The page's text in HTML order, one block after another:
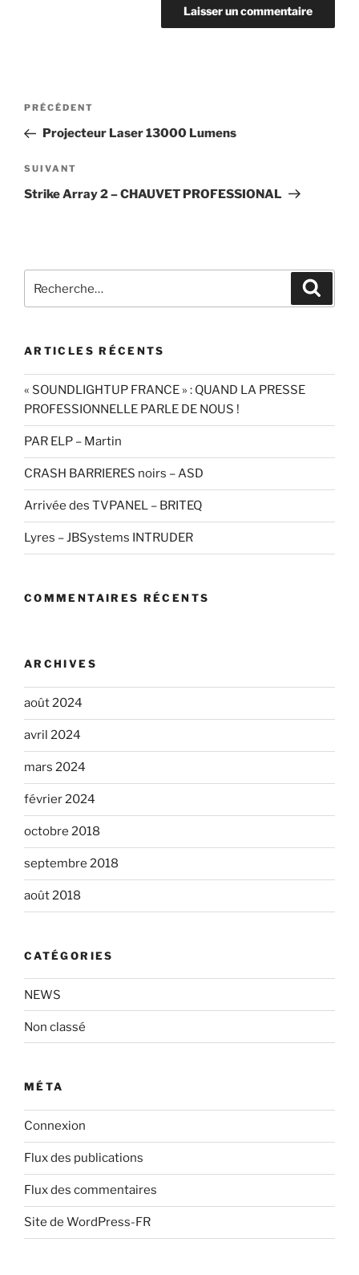
Navigation
l’article
Article
précédent
PRÉCÉDENT
Projecteur Laser 13000 Lumens
Article
suivant
SUIVANT
Strike Array 2 – CHAUVET PROFESSIONAL
pour
ARTICLES RÉCENTS
« SOUNDLIGHTUP FRANCE » : QUAND LA PRESSE
PROFESSIONNELLE PARLE DE NOUS !
PAR ELP – Martin
CRASH BARRIERES noirs – ASD
Arrivée des TVPANEL – BRITEQ
Lyres – JBSystems INTRUDER
COMMENTAIRES RÉCENTS
ARCHIVES
août 2024
avril 2024
mars 2024
février 2024
octobre 2018
septembre 2018
août 2018
CATÉGORIES
NEWS
Non classé
MÉTA
Connexion
Flux des publications
Flux des commentaires
Site de WordPress-FR